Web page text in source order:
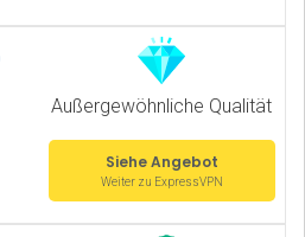
Außergewöhnliche Qualität
Siehe Angebot
Weiter zu ExpressVPN